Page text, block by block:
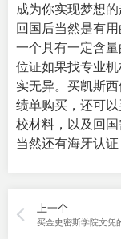
成为你实现梦想
回国后当然是有
一个具有一定含
位证如果找专业
实无异。买凯斯
绩单购买，还可
校材料，以及回
当然还有海牙认证
上一个